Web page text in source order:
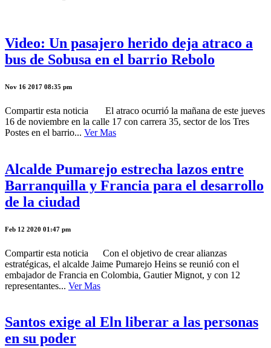
Video: Un pasajero herido deja atraco a
bus de Sobusa en el barrio Rebolo
Nov 16 2017 08:35 pm
Compartir esta noticia El atraco ocurrió la mañana de este jueves
16 de noviembre en la calle 17 con carrera 35, sector de los Tres
Postes en el barrio... Ver Mas
Alcalde Pumarejo estrecha lazos entre
Barranquilla y Francia para el desarrollo
de la ciudad
Feb 12 2020 01:47 pm
Compartir esta noticia Con el objetivo de crear alianzas
estratégicas, el alcalde Jaime Pumarejo Heins se reunió con el
embajador de Francia en Colombia, Gautier Mignot, y con 12
representantes... Ver Mas
Santos exige al Eln liberar a las personas
en su poder